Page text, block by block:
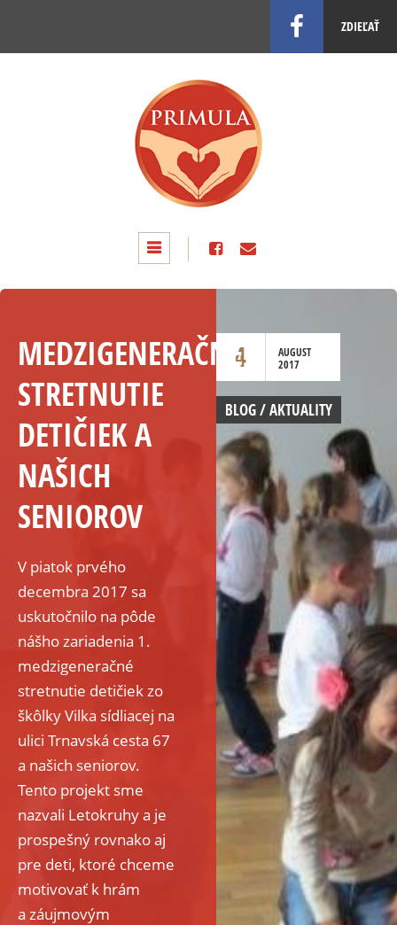
ZDIEĽAŤ
4
AUGUST
2017
MEDZIGENERAČNÉ
STRETNUTIE
DETIČIEK A
NAŠICH
SENIOROV
BLOG / AKTUALITY
V piatok prvého
decembra 2017 sa
uskutočnilo na pôde
nášho zariadenia 1.
medzigeneračné
stretnutie detičiek zo
škôlky Vilka sídliacej na
ulici Trnavská cesta 67
a našich seniorov.
Tento projekt sme
nazvali Letokruhy a je
prospešný rovnako aj
pre deti, ktoré chceme
motivovať k hrám
a záujmovým